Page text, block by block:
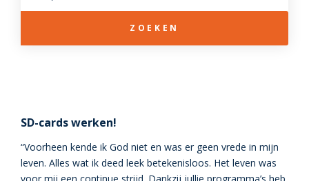
ZOEKEN
SD-cards werken!
“Voorheen kende ik God niet en was er geen vrede in mijn
leven. Alles wat ik deed leek betekenisloos. Het leven was
voor mij een continue strijd. Dankzij jullie programma’s heb